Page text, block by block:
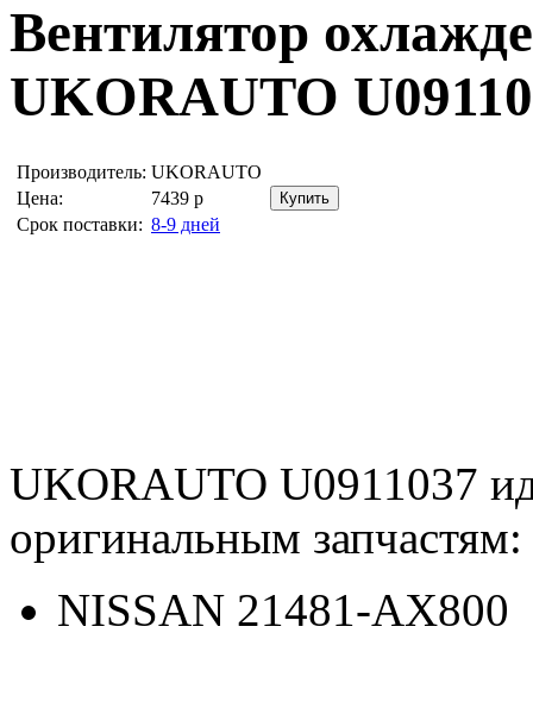
Вентилятор
UKORAUTO
Производитель: UKORAUTO
Цена:
7439 р
Срок поставки: 8-9 дней
UKORAUTO U0911037
оригинальным запчастям:
NISSAN 21481-AX800